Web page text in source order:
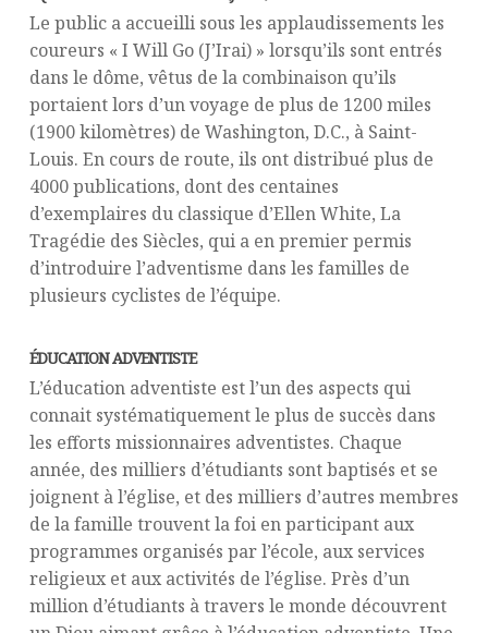
Le public a accueilli sous les applaudissements les
coureurs « I Will Go (J’Irai) » lorsqu’ils sont entrés
dans le dôme, vêtus de la combinaison qu’ils
portaient lors d’un voyage de plus de 1200 miles
(1900 kilomètres) de Washington, D.C., à Saint-
Louis. En cours de route, ils ont distribué plus de
4000 publications, dont des centaines
d’exemplaires du classique d’Ellen White, La
Tragédie des Siècles, qui a en premier permis
d’introduire l’adventisme dans les familles de
plusieurs cyclistes de l’équipe.
ÉDUCATION ADVENTISTE
L’éducation adventiste est l’un des aspects qui
connait systématiquement le plus de succès dans
les efforts missionnaires adventistes. Chaque
année, des milliers d’étudiants sont baptisés et se
joignent à l’église, et des milliers d’autres membres
de la famille trouvent la foi en participant aux
programmes organisés par l’école, aux services
religieux et aux activités de l’église. Près d’un
million d’étudiants à travers le monde découvrent